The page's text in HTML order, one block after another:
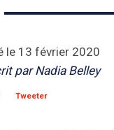
le 13 février 2020
parNadia Belley
Tweeter